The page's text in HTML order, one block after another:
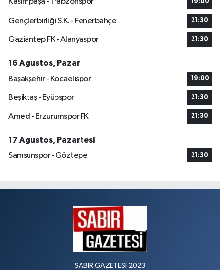
Kasımpaşa - Trabzonspor 19:00
Gençlerbirliği S.K. - Fenerbahçe 21:30
Gaziantep FK - Alanyaspor 21:30
16 Ağustos, Pazar
Başakşehir - Kocaelispor
19:00
Beşiktaş - Eyüpspor 21:30
Amed - Erzurumspor FK 21:30
17 Ağustos, Pazartesi
Samsunspor - Göztepe
21:30
SABIR GAZETESİ 2023